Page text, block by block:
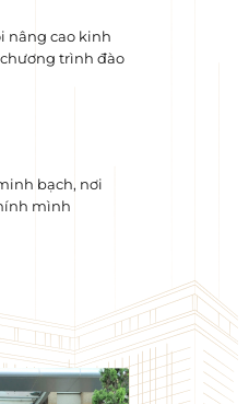
nâng cao kinh
trình đào
bạch, nơi
mình